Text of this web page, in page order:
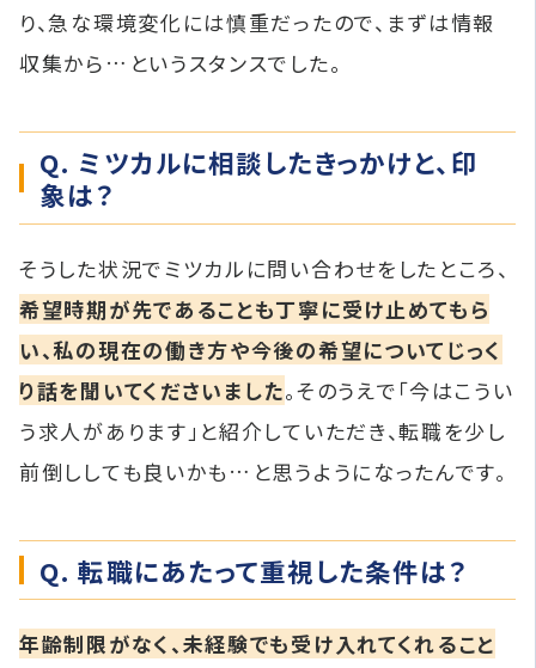
り、急な環境変化には慎重だったので、まずは情報
収集から…というスタンスでした。
Q. ミツカルに相談したきっかけと、印
象は？
そうした状況でミツカルに問い合わせをしたところ、
希望時期が先であることも丁寧に受け止めてもら
い、私の現在の働き方や今後の希望についてじっく
り話を聞いてくださいました。そのうえで「今はこうい
う求人があります」と紹介していただき、転職を少し
前倒ししても良いかも…と思うようになったんです。
Q. 転職にあたって重視した条件は？
年齢制限がなく、未経験でも受け入れてくれること